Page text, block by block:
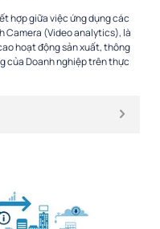
hợp giữa việc ứng dụng các
Camera (Video analytics), là
hoạt động sản xuất, thông
của Doanh nghiệp trên thực